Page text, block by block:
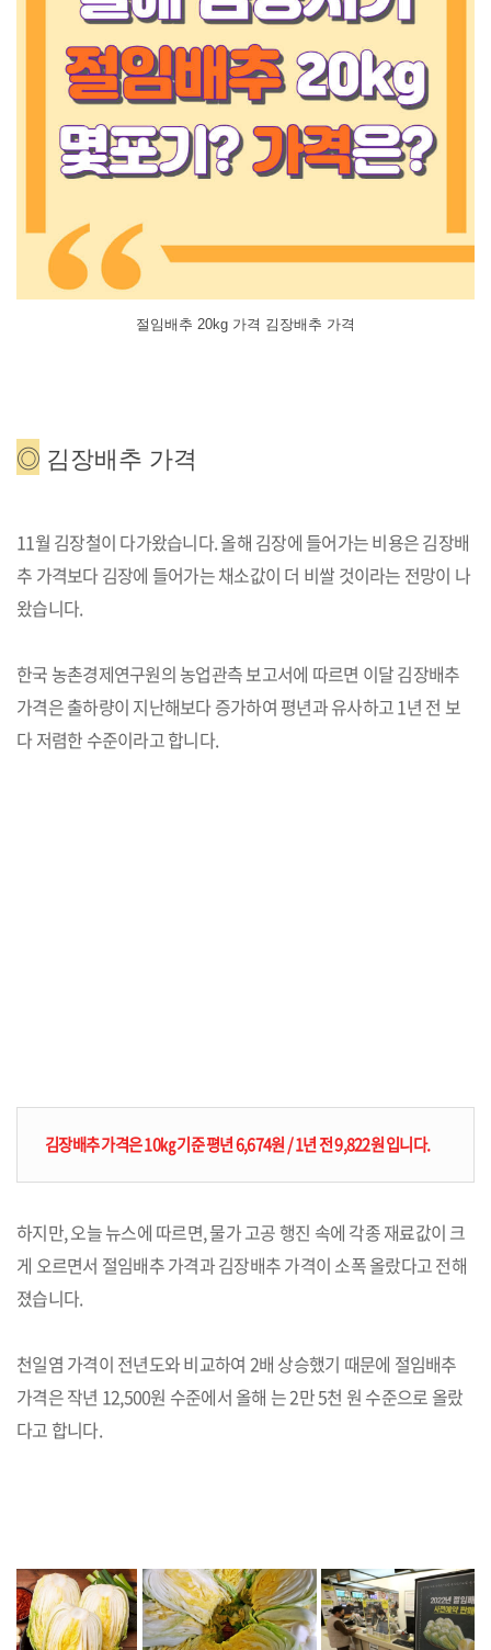
절임배추 20kg 가격 김장배추 가격
◎ 김장배추 가격
11월 김장철이 다가왔습니다. 올해 김장에 들어가는 비용은 김장배
추 가격보다 김장에 들어가는 채소값이 더 비쌀 것이라는 전망이 나
왔습니다.
한국 농촌경제연구원의 농업관측 보고서에 따르면 이달 김장배추
가격은 출하량이 지난해보다 증가하여 평년과 유사하고 1년 전 보
다 저렴한 수준이라고 합니다.
김장배추 가격은 10㎏ 기준 평년 6,674원 / 1년 전 9,822원 입니다.
하지만, 오늘 뉴스에 따르면, 물가 고공 행진 속에 각종 재료값이 크
게 오르면서 절임배추 가격과 김장배추 가격이 소폭 올랐다고 전해
졌습니다.
천일염 가격이 전년도와 비교하여 2배 상승했기 때문에 절임배추
가격은 작년 12,500원 수준에서 올해 는 2만 5천 원 수준으로 올랐
다고 합니다.